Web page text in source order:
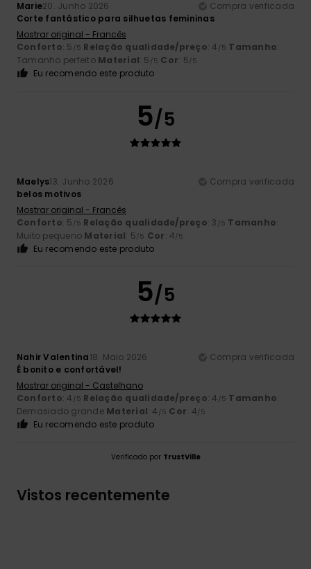
Marie20. Junho 2026
Compra verificada
Corte fantástico para silhuetas femininas
Mostrar original - Francês
Conforto: 5 /5 Relação qualidade/preço: 4 /5 Tamanho:
Tamanho perfeito Material: 5 /5 Cor: 5/5
Eu recomendo este produto
5/5
Maelys13. Junho 2026
Compra verificada
belos motivos
Mostrar original - Francês
Conforto: 5 /5 Relação qualidade/preço: 3 /5 Tamanho:
Muito pequeno Material: 5/5 Cor: 4/5
Eu recomendo este produto
5/5
Nahir Valentina18. Maio 2026
Compra verificada
É bonito e confortável!
Mostrar original - Castelhano
Conforto: 4 /5 Relação qualidade/preço: 4 /5 Tamanho:
Demasiado grande Material: 4 /5 Cor: 4/5
Eu recomendo este produto
Verificado por TrustVille
Vistos recentemente